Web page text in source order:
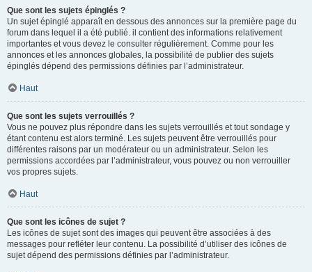
Que sont les sujets épinglés ?
Un sujet épinglé apparaît en dessous des annonces sur la première page du
forum dans lequel il a été publié. il contient des informations relativement
importantes et vous devez le consulter régulièrement. Comme pour les
annonces et les annonces globales, la possibilité de publier des sujets
épinglés dépend des permissions définies par l’administrateur.
Haut
Que sont les sujets verrouillés ?
Vous ne pouvez plus répondre dans les sujets verrouillés et tout sondage y
étant contenu est alors terminé. Les sujets peuvent être verrouillés pour
différentes raisons par un modérateur ou un administrateur. Selon les
permissions accordées par l’administrateur, vous pouvez ou non verrouiller
vos propres sujets.
Haut
Que sont les icônes de sujet ?
Les icônes de sujet sont des images qui peuvent être associées à des
messages pour refléter leur contenu. La possibilité d’utiliser des icônes de
sujet dépend des permissions définies par l’administrateur.